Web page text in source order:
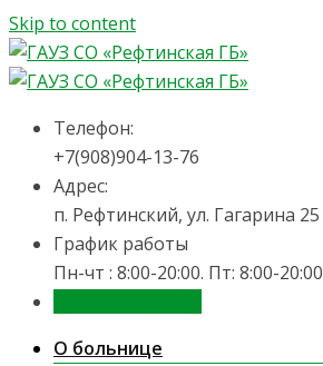
Skip to content
Телефон:
+7(908)904-13-76
Адрес:
п. Рефтинский, ул. Гагарина 25
График работы
Пн-чт : 8:00-20:00. Пт: 8:00-20:00
О больнице